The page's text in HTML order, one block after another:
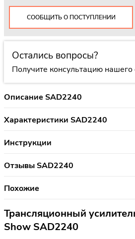
СООБЩИТЬ О ПОСТУПЛЕНИИ
Остались вопросы?
Получите консультацию нашего
Описание SAD2240
Характеристики SAD2240
Инструкции
Отзывы SAD2240
Похожие
Трансляционный
Show SAD2240